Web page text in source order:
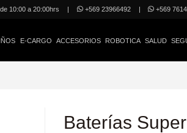
10:00 a 20:00hrs | +569 23966492 | +569
E-CARGO ACCESORIOS ROBOTICA SALUD
Baterías